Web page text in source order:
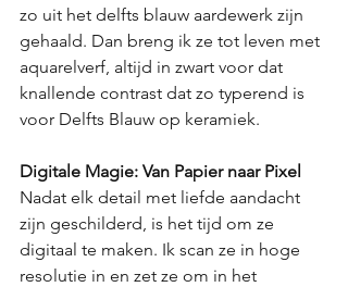
zo uit het delfts blauw aardewerk zijn
gehaald. Dan breng ik ze tot leven met
aquarelverf, altijd in zwart voor dat
knallende contrast dat zo typerend is
voor Delfts Blauw op keramiek.
Digitale Magie: Van Papier naar Pixel
Nadat elk detail met liefde aandacht
zijn geschilderd, is het tijd om ze
digitaal te maken. Ik scan ze in hoge
resolutie in en zet ze om in het